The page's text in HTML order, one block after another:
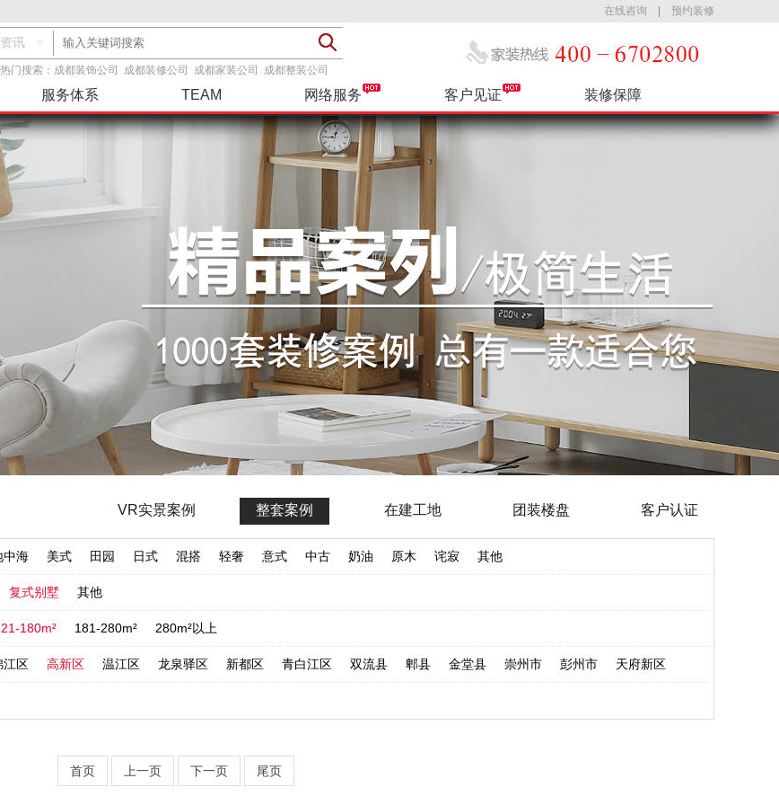
在线咨询 预约装修
资讯
热门搜索： 成都装饰公司 成都装修公司 成都家装公司 成都整装公司
联系我们 公司简介
在建工地 热装小区
服务体系
基装 整装
TEAM 网络服务
工具服务
客户见证 装修保障
价 三方检测
VR实景案例 整套案例 在建工地 团装楼盘 客户认证
中海 美式 田园 日式 混搭 轻奢 意式 中古 奶油 原木 诧寂 其他
复式别墅 其他
180m² 181-280m² 280m²以上
江区 高新区 温江区 龙泉驿区 新都区 青白江区 双流县 郫县 金堂县 崇州市 彭州市 天府新区
首页 上一页 下一页 尾页